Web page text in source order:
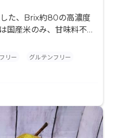
た、Brix約80の高濃度
国産米のみ、甘味料不使
と深いコク、すっきりし
フリー・主要アレルゲン
料、発酵食品など幅広い
用可能です。
リー
グルテンフリー